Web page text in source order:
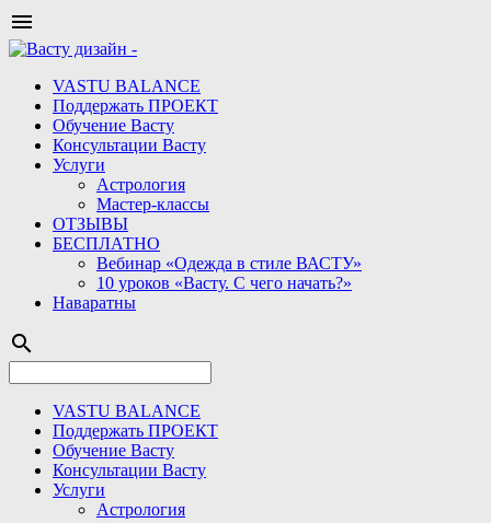

VASTU BALANCE
Поддержать ПРОЕКТ
Обучение Васту
Консультации Васту
Услуги
Астрология
Мастер-классы
ОТЗЫВЫ
БЕСПЛАТНО
Вебинар «Одежда в стиле ВАСТУ»
10 уроков «Васту. С чего начать?»
Наваратны
search
VASTU BALANCE
Поддержать ПРОЕКТ
Обучение Васту
Консультации Васту
Услуги
Астрология